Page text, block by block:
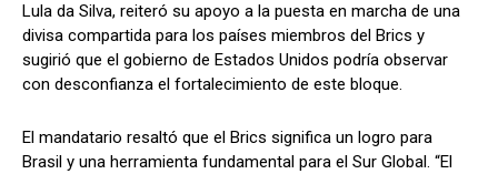
Lula da Silva, reiteró su apoyo a la puesta en marcha de una
divisa compartida para los países miembros del Brics y
sugirió que el gobierno de Estados Unidos podría observar
con desconfianza el fortalecimiento de este bloque.
El mandatario resaltó que el Brics significa un logro para
Brasil y una herramienta fundamental para el Sur Global. “El